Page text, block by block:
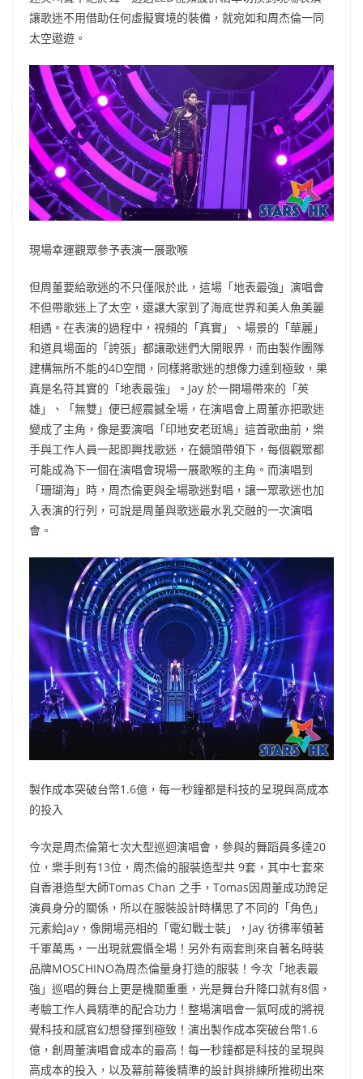
讓歌迷不用借助任何虛擬實境的裝備，就宛如和周杰倫一同
太空遨遊。
現場幸運觀眾參予表演一展歌喉
但周董要給歌迷的不只僅限於此，這場「地表最強」演唱會
不但帶歌迷上了太空，還譲大家到了海底世界和美人魚美麗
相遇。在表演的過程中，視頻的「真實」、場景的「華麗」
和道具場面的「誇張」都讓歌迷們大開眼界，而由製作團隊
建構無所不能的4D空間，同樣將歌迷的想像力達到極致，果
真是名符其實的「地表最強」。Jay 於一開場帶來的「英
雄」、「無雙」便已經震撼全場，在演唱會上周董亦把歌迷
變成了主角，像是要演唱「印地安老斑鳩」這首歌曲前，樂
手與工作人員一起即興找歌迷，在鏡頭帶領下，每個觀眾都
可能成為下一個在演唱會現場一展歌喉的主角。而演唱到
「珊瑚海」時，周杰倫更與全場歌迷對唱，讓一眾歌迷也加
入表演的行列，可說是周董與歌迷最水乳交融的一次演唱
會。
製作成本突破台幣1.6億，每一秒鐘都是科技的呈現與高成本
的投入
今次是周杰倫第七次大型巡迴演唱會，參與的舞蹈員多達20
位，樂手則有13位，周杰倫的服裝造型共 9套，其中七套來
自香港造型大師Tomas Chan 之手，Tomas因周董成功跨足
演員身分的關係，所以在服裝設計時構思了不同的「角色」
元素給Jay，像開場亮相的「電幻戰士裝」，Jay 彷彿率領著
千軍萬馬，一出現就震懾全場！另外有兩套則來自著名時裝
品牌MOSCHINO為周杰倫量身打造的服裝！今次「地表最
強」巡唱的舞台上更是機關重重，光是舞台升降口就有8個，
考驗工作人員精準的配合功力！整場演唱會一氣呵成的將視
覺科技和感官幻想發揮到極致！演出製作成本突破台幣1.6
億，創周董演唱會成本的最高！每一秒鐘都是科技的呈現與
高成本的投入，以及幕前幕後精準的設計與排練所推砌出來